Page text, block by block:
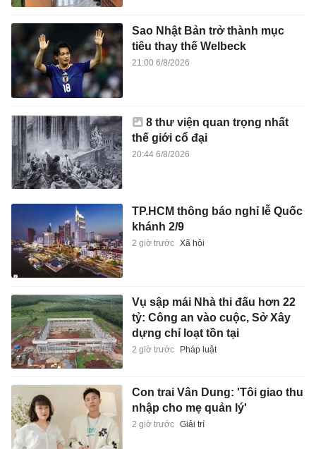
Sao Nhật Bản trở thành mục
tiêu thay thế Welbeck
21:00 6/8/2026
8 thư viện quan trọng nhất
thế giới cổ đại
20:44 6/8/2026
TP.HCM thông báo nghỉ lễ Quốc
khánh 2/9
2 giờ trước Xã hội
Vụ sập mái Nhà thi đấu hơn 22
tỷ: Công an vào cuộc, Sở Xây
dựng chỉ loạt tồn tại
2 giờ trước Pháp luật
Con trai Vân Dung: 'Tôi giao thu
nhập cho mẹ quản lý'
2 giờ trước Giải trí